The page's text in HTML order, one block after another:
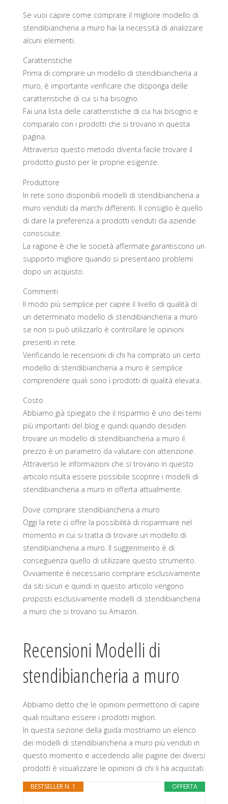
Se vuoi capire come comprare il migliore modello di
stendibiancheria a muro hai la necessità di analizzare
alcuni elementi.
Caratteristiche
Prima di comprare un modello di stendibiancheria a
muro, è importante verificare che disponga delle
caratteristiche di cui si ha bisogno.
Fai una lista delle caratteristiche di cui hai bisogno e
comparalo con i prodotti che si trovano in questa
pagina.
Attraverso questo metodo diventa facile trovare il
prodotto giusto per le proprie esigenze.
Produttore
In rete sono disponibili modelli di stendibiancheria a
muro venduti da marchi differenti. Il consiglio è quello
di dare la preferenza a prodotti venduti da aziende
conosciute.
La ragione è che le società affermate garantiscono un
supporto migliore quando si presentano problemi
dopo un acquisto.
Commenti
Il modo più semplice per capire il livello di qualità di
un determinato modello di stendibiancheria a muro
se non si può utilizzarlo è controllare le opinioni
presenti in rete.
Verificando le recensioni di chi ha comprato un certo
modello di stendibiancheria a muro è semplice
comprendere quali sono i prodotti di qualità elevata.
Costo
Abbiamo già spiegato che il risparmio è uno dei temi
più importanti del blog e quindi quando desideri
trovare un modello di stendibiancheria a muro il
prezzo è un parametro da valutare con attenzione.
Attraverso le informazioni che si trovano in questo
articolo risulta essere possibile scoprire i modelli di
stendibiancheria a muro in offerta attualmente.
Dove comprare stendibiancheria a muro
Oggi la rete ci offre la possibilità di risparmiare nel
momento in cui si tratta di trovare un modello di
stendibiancheria a muro. Il suggerimento è di
conseguenza quello di utilizzare questo strumento.
Ovviamente è necessario comprare esclusivamente
da siti sicuri e quindi in questo articolo vengono
proposti esclusivamente modelli di stendibiancheria
a muro che si trovano su Amazon.
Recensioni Modelli di
stendibiancheria a muro
Abbiamo detto che le opinioni permettono di capire
quali risultano essere i prodotti migliori.
In questa sezione della guida mostriamo un elenco
dei modelli di stendibiancheria a muro più venduti in
questo momento e accedendo alle pagine dei diversi
prodotti è visualizzare le opinioni di chi li ha acquistati.
OFFERTA
BESTSELLER N. 1